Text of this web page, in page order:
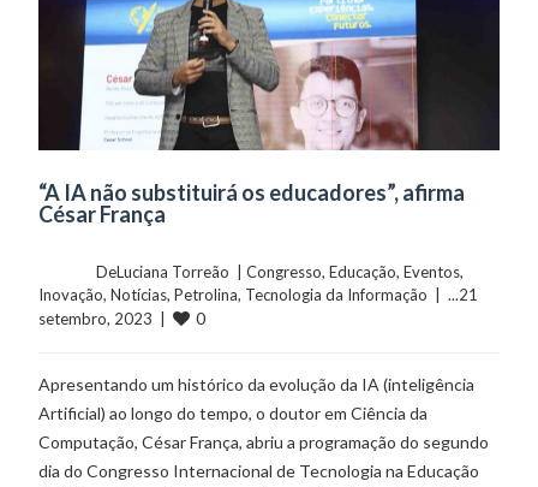
“A IA não substituirá os educadores”, afirma
César França
	    	DeLuciana Torreão  |
Congresso, Educação, Eventos
Inovação, Notícias, Petrolina, Tecnologia da Informação
  |  ...21
setembro, 2023  |
0
Apresentando um histórico da evolução da IA (inteligência
Artificial) ao longo do tempo, o doutor em Ciência da
Computação, César França, abriu a programação do segundo
dia do Congresso Internacional de Tecnologia na Educação